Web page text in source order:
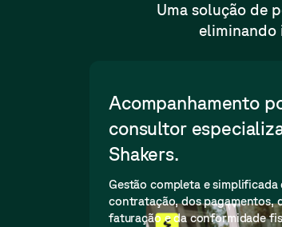
Uma solução de
eliminando
Acompanhamento
consultor
Shakers.
Gestão completa e simplificada
contratação, dos pagamentos,
faturação e da conformidade